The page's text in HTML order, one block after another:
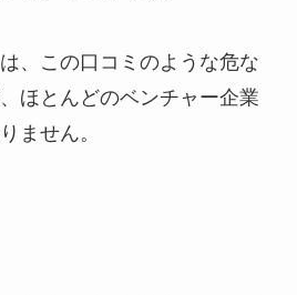
、この口コミのような危な
ほとんどのベンチャー企業
ません。